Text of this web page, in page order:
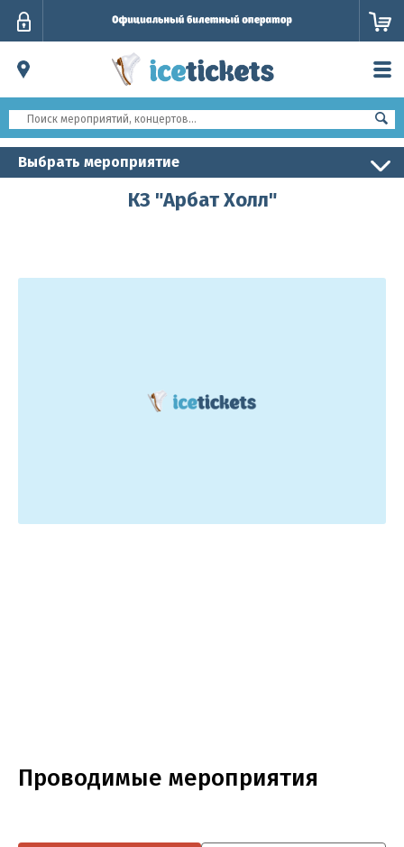
Выбрать мероприятие
КЗ "Арбат Холл"
Проводимые мероприятия